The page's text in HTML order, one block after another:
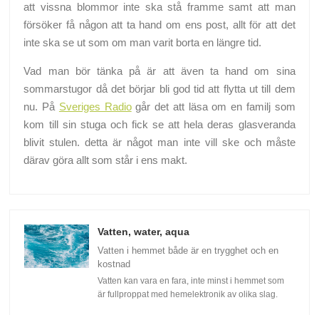
att vissna blommor inte ska stå framme samt att man
försöker få någon att ta hand om ens post, allt för att det
inte ska se ut som om man varit borta en längre tid.
Vad man bör tänka på är att även ta hand om sina
sommarstugor då det börjar bli god tid att flytta ut till dem
nu. På Sveriges Radiogår det att läsa om en familj som
kom till sin stuga och fick se att hela deras glasveranda
blivit stulen. detta är något man inte vill ske och måste
därav göra allt som står i ens makt.
Vatten, water, aqua
Vatten i hemmet både är en trygghet och en
kostnad
Vatten kan vara en fara, inte minst i hemmet som
är fullproppat med hemelektronik av olika slag.